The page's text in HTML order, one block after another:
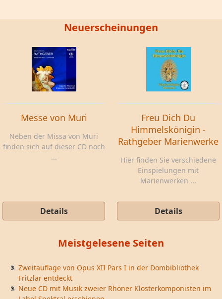
Neuerscheinungen
Messe von Muri
Neben der Missa von Muri
finden sich auf dieser CD noch
...
Details
Freu Dich Du
Himmelskönigin -
Rathgeber Marienwerke
Hier finden Sie verschiedene
Einspielungen mit
Marienwerken ...
Details
Meistgelesene Seiten
Zweitauflage von Opus XII Pars I in der Dombibliothek
Fritzlar entdeckt
Neue CD mit Musik zweier Rhöner Klosterkomponisten im